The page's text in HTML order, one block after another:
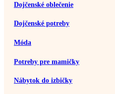
Dojčenské oblečenie
Dojčenské potreby
Móda
Potreby pre mamičky
Nábytok do izbičky